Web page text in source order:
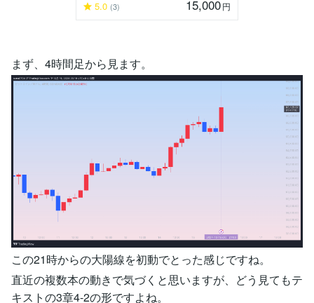
5.0 (3) 15,000円
まず、4時間足から見ます。
この21時からの大陽線を初動でとった感じですね。
直近の複数本の動きで気づくと思いますが、どう見てもテ
キストの3章4-2の形ですよね。